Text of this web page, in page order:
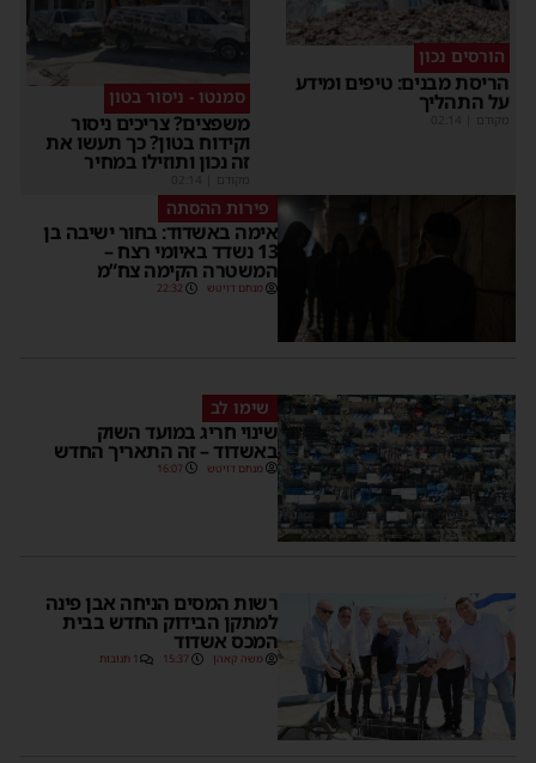
הורסים נכון
הריסת מבנים: טיפים ומידע
על התהליך
מקודם
סמנטו - ניסור בטון
משפצים? צריכים ניסור
וקידוח בטון? כך תעשו את
זה נכון ותוזילו במחיר
מקודם
פירות ההסתה
אימה באשדוד: בחור ישיבה בן
13 נשדד באיומי רצח –
המשטרה הקימה צח”מ
מנחם דויטש 22:32
שימו לב
שינוי חריג במועד השוק
באשדוד – זה התאריך החדש
מנחם דויטש 16:07
רשות המסים הניחה אבן פינה
למתקן הבידוק החדש בבית
המכס אשדוד
משה קאהן 15:37 1 תגובות